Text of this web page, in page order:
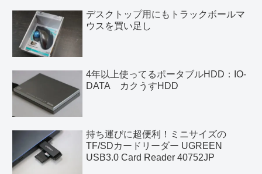
デスクトップ用にもトラックボールマ
ウスを買い足し
4年以上使ってるポータブルHDD：IO-
DATA カクうすHDD
持ち運びに超便利！ミニサイズの
TF/SDカードリーダー UGREEN
USB3.0 Card Reader 40752JP